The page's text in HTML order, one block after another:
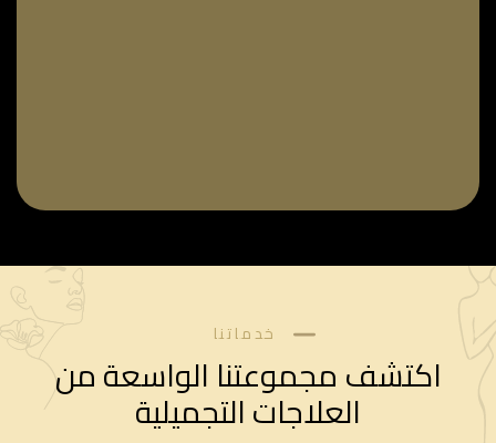
خدماتنا
اكتشف مجموعتنا الواسعة من
العلاجات التجميلية